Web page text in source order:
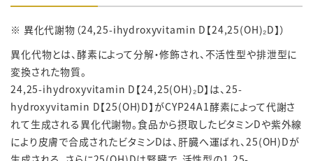
※ 異化代謝物（24,25-ihydroxyvitamin D【24,25(OH)₂D】）
異化代物とは、酵素によって分解・修飾され、不活性型や排泄型に
変換された物質。
24,25-ihydroxyvitamin D【24,25(OH)₂D】は、25-
hydroxyvitamin D【25(OH)D】がCYP24A1酵素によって代謝さ
れて生成される異化代謝物。食品から摂取したビタミンDや紫外線
により皮膚で合成されたビタミンDは、肝臓へ運ばれ、25(OH)Dが